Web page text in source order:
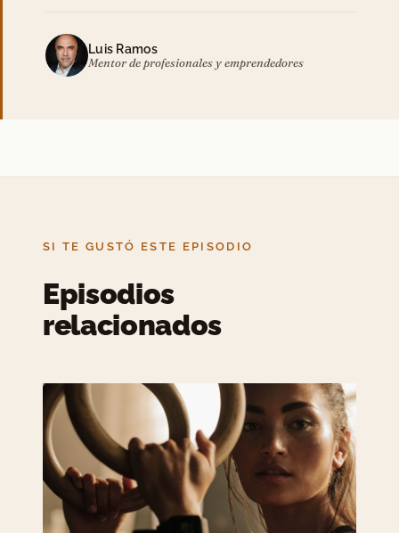
Luis Ramos
Mentor de profesionales y emprendedores
SI TE GUSTÓ ESTE EPISODIO
Episodios
relacionados